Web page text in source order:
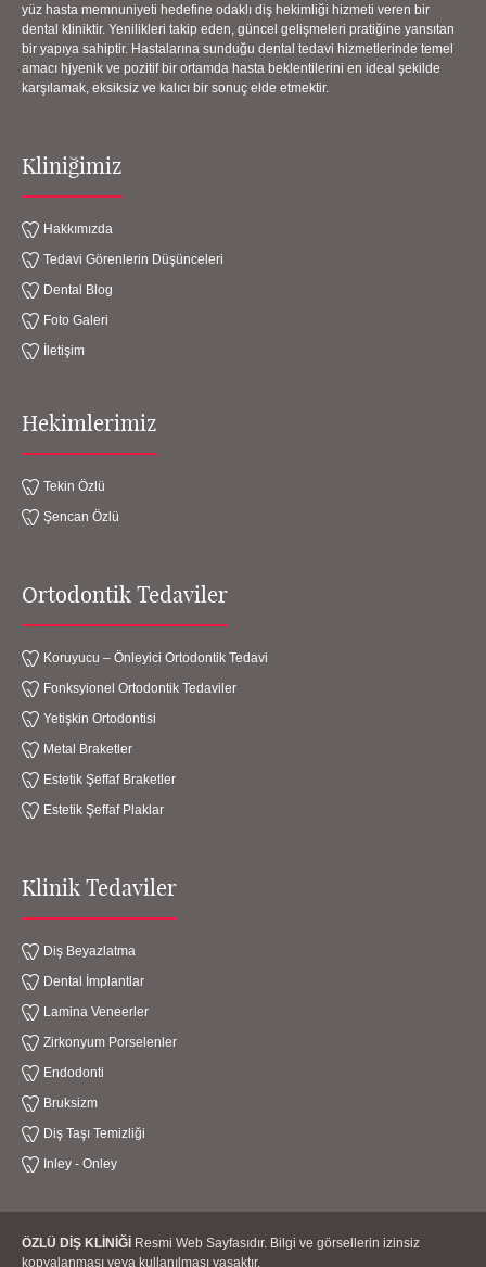
yüz hasta memnuniyeti hedefine odaklı diş hekimliği hizmeti veren bir
dental kliniktir. Yenilikleri takip eden, güncel gelişmeleri pratiğine yansıtan
bir yapıya sahiptir. Hastalarına sunduğu dental tedavi hizmetlerinde temel
amacı hjyenik ve pozitif bir ortamda hasta beklentilerini en ideal şekilde
karşılamak, eksiksiz ve kalıcı bir sonuç elde etmektir.
Kliniğimiz
Hakkımızda
Tedavi Görenlerin Düşünceleri
Dental Blog
Foto Galeri
İletişim
Hekimlerimiz
Tekin Özlü
Şencan Özlü
Ortodontik Tedaviler
Koruyucu – Önleyici Ortodontik Tedavi
Fonksyionel Ortodontik Tedaviler
Yetişkin Ortodontisi
Metal Braketler
Estetik Şeffaf Braketler
Estetik Şeffaf Plaklar
Klinik Tedaviler
Diş Beyazlatma
Dental İmplantlar
Lamina Veneerler
Zirkonyum Porselenler
Endodonti
Bruksizm
Diş Taşı Temizliği
Inley - Onley
ÖZLÜ DİŞ KLİNİĞİ Resmi Web Sayfasıdır. Bilgi ve görsellerin izinsiz
kopyalanması veya kullanılması yasaktır.